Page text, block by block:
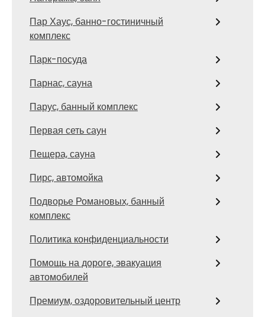
Пар Хаус, банно-гостиничный
комплекс
Парк-посуда
Парнас, сауна
Парус, банный комплекс
Первая сеть саун
Пещера, сауна
Пирс, автомойка
Подворье Романовых, банный
комплекс
Политика конфиденциальности
Помощь на дороге, эвакуация
автомобилей
Премиум, оздоровительный центр